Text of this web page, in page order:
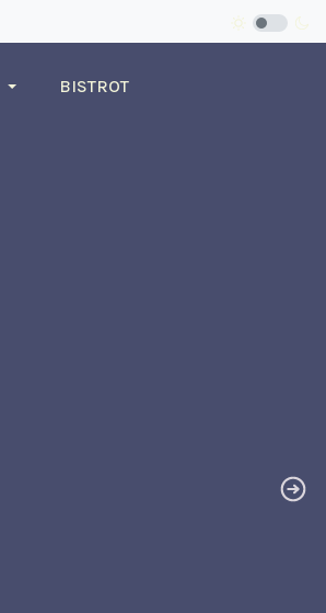
BISTROT